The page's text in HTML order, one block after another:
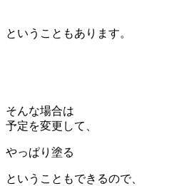
ということもあります。
そんな場合は
予定を変更して、
やっぱり塗る
ということもできるので、